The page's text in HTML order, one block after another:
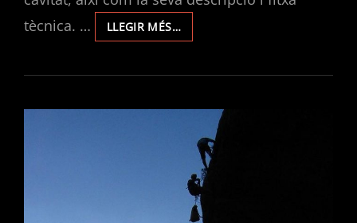
tècnica. …
LLEGIR MÉS…TREBALLS
DE
EN
DEL
CASTELL
VALLADA.